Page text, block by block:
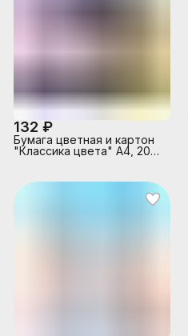
132 ₽
Бумага цветная и картон
"Классика цвета" А4, 20